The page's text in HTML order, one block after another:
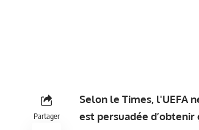
Partager
Selon le Times, l'UEFA
est persuadée